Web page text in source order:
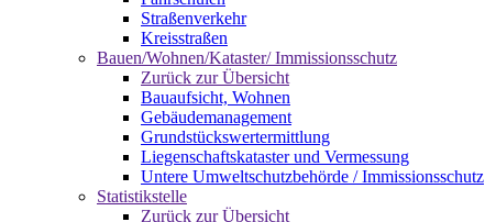
Straßenverkehr
Kreisstraßen
Bauen/Wohnen/Kataster/ Immissionsschutz
Zurück zur Übersicht
Bauaufsicht, Wohnen
Gebäudemanagement
Grundstückswertermittlung
Liegenschaftskataster und Vermessung
Untere Umweltschutzbehörde / Immissionsschutz
Statistikstelle
Zurück zur Übersicht